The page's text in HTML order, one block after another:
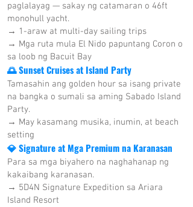
paglalayag — sakay ng catamaran o 46ft
monohull yacht.
→ 1-araw at multi-day sailing trips
→ Mga ruta mula El Nido papuntang Coron o
sa loob ng Bacuit Bay
🌅 Sunset Cruises at Island Party
Tamasahin ang golden hour sa isang private
na bangka o sumali sa aming Sabado Island
Party.
→ May kasamang musika, inumin, at beach
setting
💎 Signature at Mga Premium na Karanasan
Para sa mga biyahero na naghahanap ng
kakaibang karanasan.
→ 5D4N Signature Expedition sa Ariara
Island Resort